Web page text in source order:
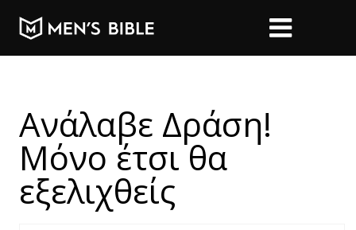
Ανάλαβε Δράση!
Μόνο έτσι θα
εξελιχθείς